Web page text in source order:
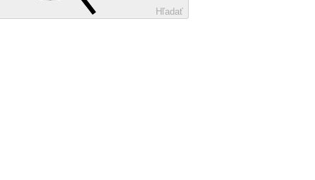
Hľadať